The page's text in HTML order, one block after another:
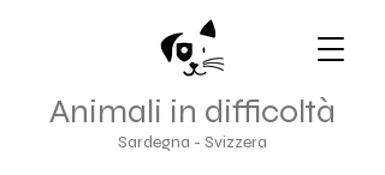
Animali in difficoltà
Sardegna - Svizzera